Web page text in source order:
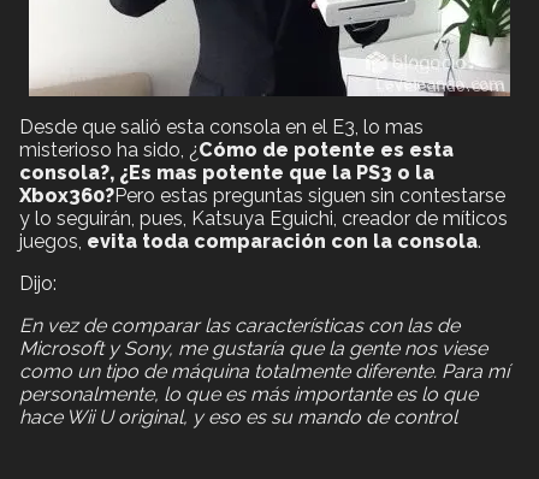
Desde que salió esta consola en el E3, lo mas
misterioso ha sido, ¿Cómo de potente es esta
consola?, ¿Es mas potente que la PS3 o la
Xbox360?Pero estas preguntas siguen sin contestarse
y lo seguirán, pues, Katsuya Eguichi, creador de míticos
juegos, evita toda comparación con la consola.
Dijo:
En vez de comparar las características con las de
Microsoft y Sony, me gustaría que la gente nos viese
como un tipo de máquina totalmente diferente. Para mí
personalmente, lo que es más importante es lo que
hace Wii U original, y eso es su mando de control